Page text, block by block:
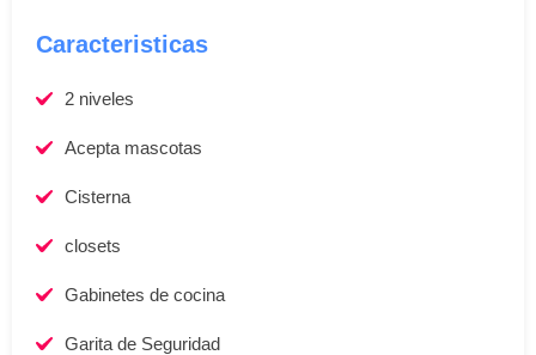
Caracteristicas
2 niveles
Acepta mascotas
Cisterna
closets
Gabinetes de cocina
Garita de Seguridad